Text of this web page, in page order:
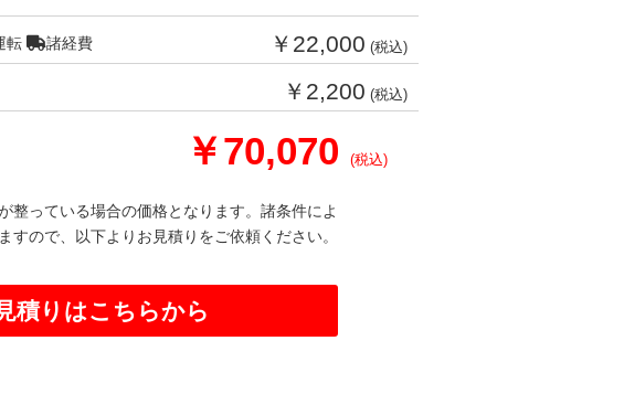
転 諸経費 ￥22,000 (税込)
￥2,200 (税込)
￥70,070(税込)
整っている場合の価格となります。諸条件によ
すので、以下よりお見積りをご依頼ください。